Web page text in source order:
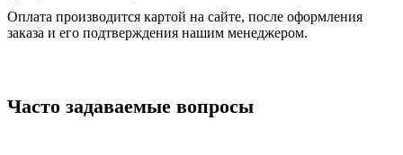
Оплата производится картой на сайте, после оформления
заказа и его подтверждения нашим менеджером.
Часто задаваемые вопросы